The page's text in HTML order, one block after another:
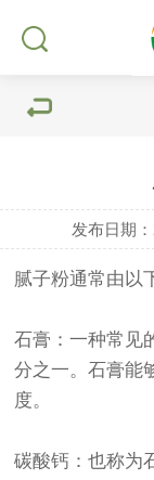
发布日期
腻子粉通常由以
石膏：一种常见
分之一。石膏能
度。
碳酸钙：也称为